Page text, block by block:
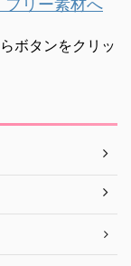
ボタンをクリッ